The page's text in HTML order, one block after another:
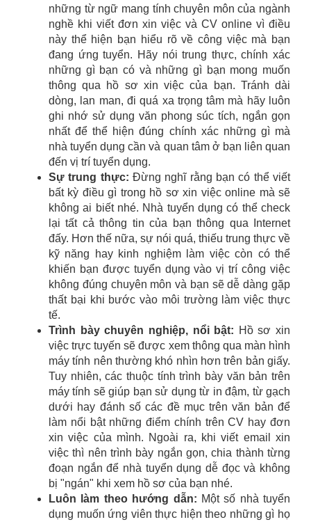
những từ ngữ mang tính chuyên môn của ngành
nghề khi viết đơn xin việc và CV online vì điều
này thể hiện bạn hiểu rõ về công việc mà bạn
đang ứng tuyển. Hãy nói trung thực, chính xác
những gì bạn có và những gì bạn mong muốn
thông qua hồ sơ xin việc của bạn. Tránh dài
dòng, lan man, đi quá xa trọng tâm mà hãy luôn
ghi nhớ sử dụng văn phong súc tích, ngắn gọn
nhất để thể hiện đúng chính xác những gì mà
nhà tuyển dụng cần và quan tâm ở bạn liên quan
đến vị trí tuyển dụng.
Sự trung thực: Đừng nghĩ rằng bạn có thể viết
bất kỳ điều gì trong hồ sơ xin việc online mà sẽ
không ai biết nhé. Nhà tuyển dụng có thể check
lại tất cả thông tin của bạn thông qua Internet
đấy. Hơn thế nữa, sự nói quá, thiếu trung thực về
kỹ năng hay kinh nghiệm làm việc còn có thể
khiến bạn được tuyển dụng vào vị trí công việc
không đúng chuyên môn và bạn sẽ dễ dàng gặp
thất bại khi bước vào môi trường làm việc thực
tế.
Trình bày chuyên nghiệp, nổi bật: Hồ sơ xin
việc trực tuyến sẽ được xem thông qua màn hình
máy tính nên thường khó nhìn hơn trên bản giấy.
Tuy nhiên, các thuộc tính trình bày văn bản trên
máy tính sẽ giúp bạn sử dụng từ in đậm, từ gạch
dưới hay đánh số các đề mục trên văn bản để
làm nổi bật những điểm chính trên CV hay đơn
xin việc của mình. Ngoài ra, khi viết email xin
việc thì nên trình bày ngắn gọn, chia thành từng
đoạn ngắn để nhà tuyển dụng dễ đọc và không
bị "ngán" khi xem hồ sơ của bạn nhé.
Luôn làm theo hướng dẫn: Một số nhà tuyển
dụng muốn ứng viên thực hiện theo những gì họ